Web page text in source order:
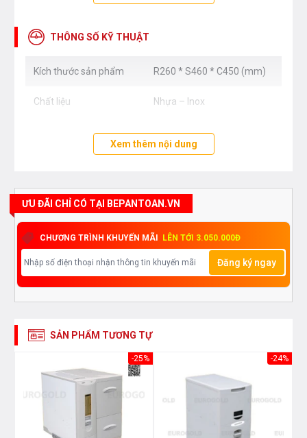
THÔNG SỐ KỸ THUẬT
Kích thước sản phẩm R260 * S460 * C450 (mm)
Chất liệu Nhựa – Inox
Xem thêm nội dung
ƯU ĐÃI CHỈ CÓ TẠI BEPANTOAN.VN
CHƯƠNG TRÌNH KHUYẾN MÃI LÊN TỚI 3.050.000Đ
Đăng ký ngay
SẢN PHẨM TƯƠNG TỰ
-25% -24%